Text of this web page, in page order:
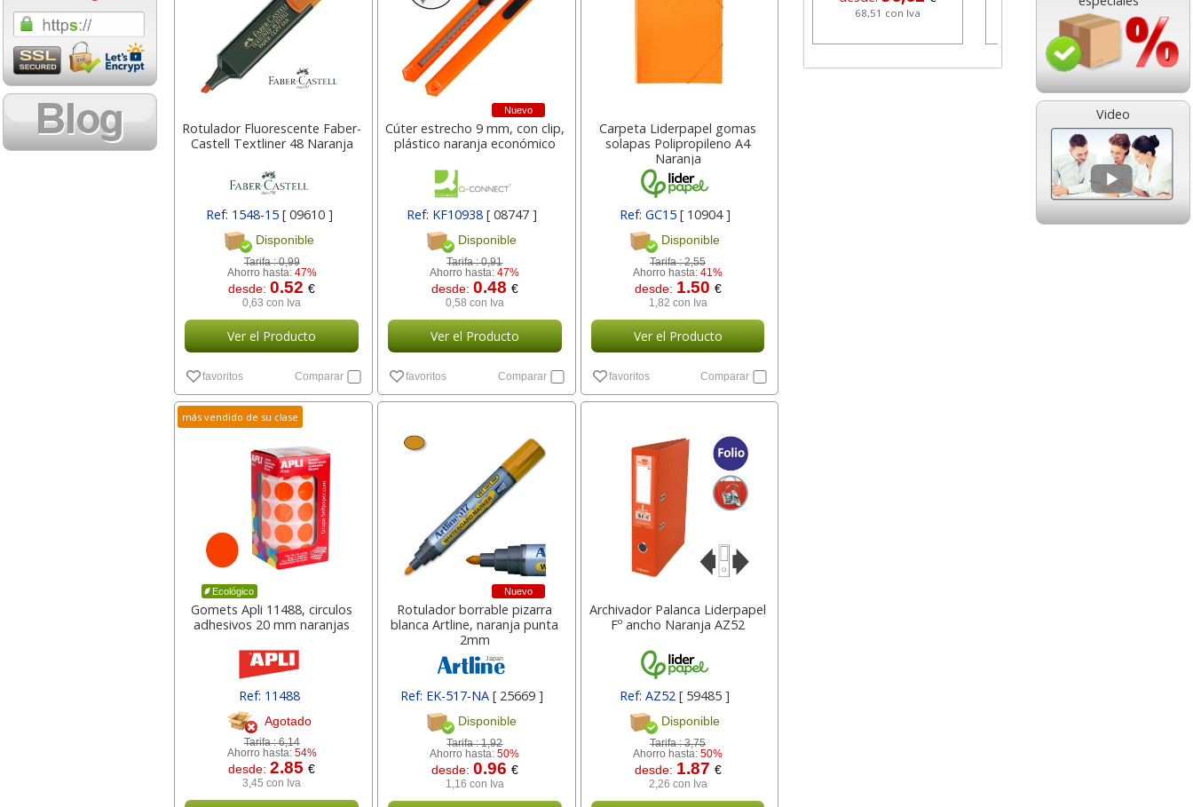
Video
Rotulador Fluorescente Faber-
Castell Textliner 48 Naranja
Ref: 1548-15 [ 09610 ]
Disponible
Tarifa :0,99
Ahorro hasta: 47%
desde:0.52€
0,63 con Iva
Ver el Producto
favoritos Comparar
Nuevo
Cúter estrecho 9 mm, con clip,
plástico naranja económico
Ref: KF10938[ 08747 ]
Disponible
Tarifa :0,91
Ahorro hasta:47%
desde: 0.48 €
0,58 con Iva
Ver el Producto
favoritos Comparar
Carpeta Liderpapel gomas
solapas Polipropileno A4
Naranja
Ref: GC15 [ 10904 ]
Disponible
Tarifa :2,55
Ahorro hasta: 41%
desde: 1.50 €
1,82 con Iva
Ver el Producto
favoritos Comparar
más vendido de su clase
Ecológico
Gomets Apli 11488, circulos
adhesivos 20 mm naranjas
Ref: 11488
Agotado
Tarifa :6,14
Ahorro hasta: 54%
desde:2.85€
3,45 con Iva
Nuevo
Rotulador borrable pizarra
blanca Artline, naranja punta
2mm
Ref: EK-517-NA[ 25669 ]
Disponible
Tarifa :1,92
Ahorro hasta:50%
desde: 0.96 €
1,16 con Iva
Archivador Palanca Liderpapel
Fº ancho Naranja AZ52
Ref: AZ52[ 59485 ]
Disponible
Tarifa :3,75
Ahorro hasta: 50%
desde: 1.87 €
2,26 con Iva
17,99 con Iva 45,82 con Iva 68,51 con Iva 1,08 con Iva
Cartucho HP 304 - 302
€
17,99 con Iva
Cartucho HP 304XL -
302XL Tricolor alta
45,82 con Iva
HP 950XL - Cartucho
para Officejet Pro 8600
desde:
68,51 con Iva
Goma de borrar
moldeable maleable
para carboncillo o
grafito
desde:
1,08 con Iva
Negro, original